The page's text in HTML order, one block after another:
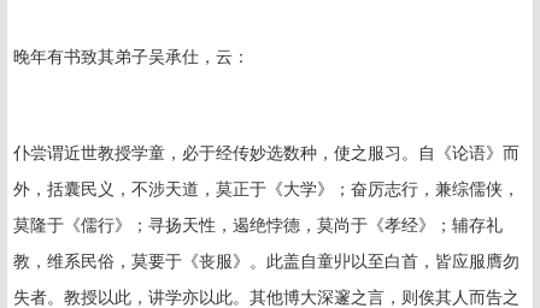
晚年有书致其弟子吴承仕，云：
仆尝谓近世教授学童，必于经传妙选数种，使之服习。自《论语》而
外，括囊民义，不涉天道，莫正于《大学》；奋厉志行，兼综儒侠，
莫隆于《儒行》；寻扬天性，遏绝悖德，莫尚于《孝经》；辅存礼
教，维系民俗，莫要于《丧服》。此盖自童丱以至白首，皆应服膺勿
失者。教授以此，讲学亦以此。其他博大深邃之言，则俟其人而告之